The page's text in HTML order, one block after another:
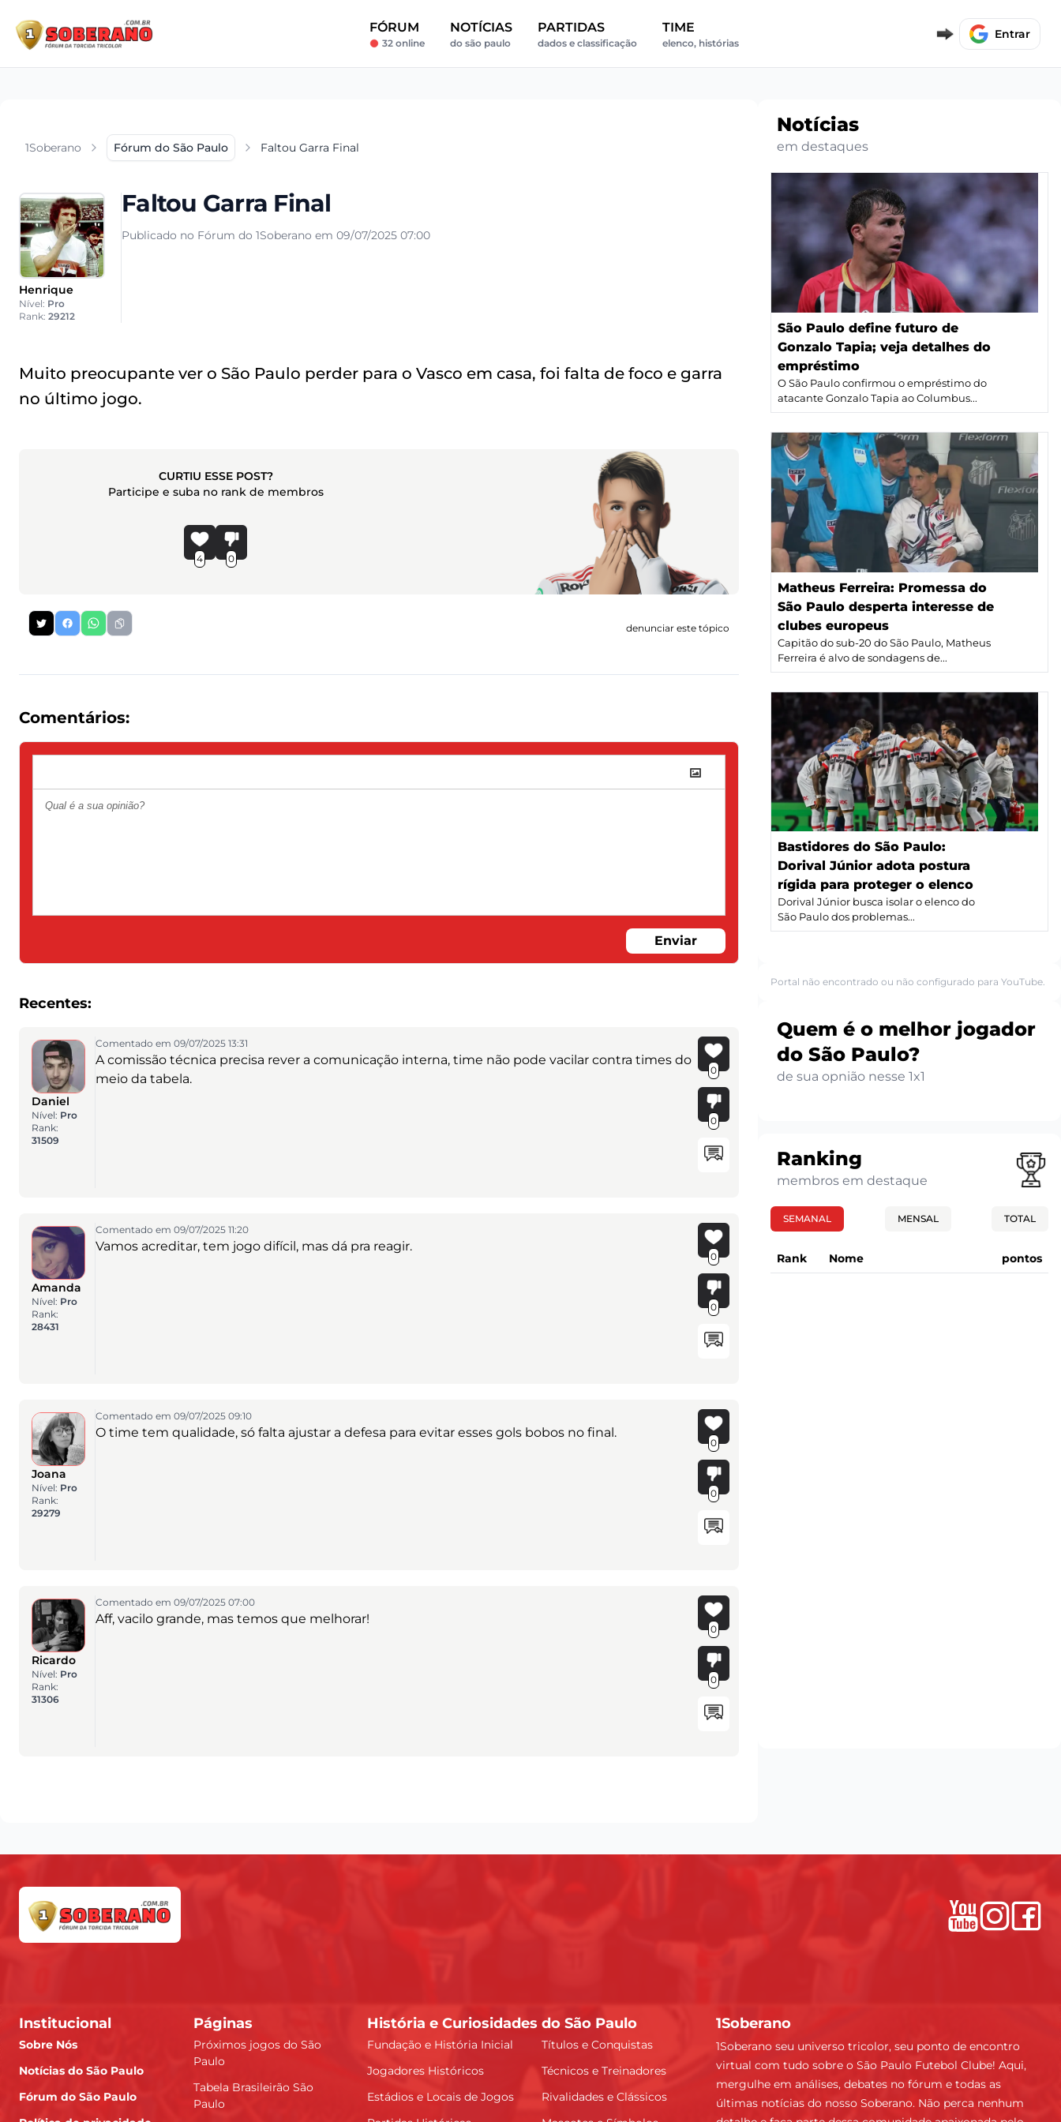
FÓRUM
32 online
NOTÍCIAS
do são paulo
PARTIDAS
dados e classificação
TIME
elenco, histórias
Entrar
1Soberano Fórum do São Paulo Faltou Garra Final
Henrique
Nível: Pro
Rank: 29212
Faltou Garra Final
Publicado no Fórum do 1Soberano em 09/07/2025 07:00
Muito preocupante ver o São Paulo perder para o Vasco em casa, foi falta de foco e garra
no último jogo.
CURTIU ESSE POST?
Participe e suba no rank de membros
4 0
denunciar este tópico
Comentários:
Enviar
Recentes:
Daniel
Nível: Pro
Rank:
31509
Comentado em 09/07/2025 13:31
A comissão técnica precisa rever a comunicação interna, time não pode vacilar contra times do
meio da tabela.
0
0
Amanda
Nível: Pro
Rank:
28431
Comentado em 09/07/2025 11:20
Vamos acreditar, tem jogo difícil, mas dá pra reagir.
0
0
Joana
Nível: Pro
Rank:
29279
Comentado em 09/07/2025 09:10
O time tem qualidade, só falta ajustar a defesa para evitar esses gols bobos no final.
0
0
Ricardo
Nível: Pro
Rank:
31306
Comentado em 09/07/2025 07:00
Aff, vacilo grande, mas temos que melhorar!
0
0
Notícias
em destaques
São Paulo define futuro de
Gonzalo Tapia; veja detalhes do
empréstimo
O São Paulo confirmou o empréstimo do
atacante Gonzalo Tapia ao Columbus...
Matheus Ferreira: Promessa do
São Paulo desperta interesse de
clubes europeus
Capitão do sub-20 do São Paulo, Matheus
Ferreira é alvo de sondagens de...
Bastidores do São Paulo:
Dorival Júnior adota postura
rígida para proteger o elenco
Dorival Júnior busca isolar o elenco do
São Paulo dos problemas...
Portal não encontrado ou não configurado para YouTube.
Quem é o melhor jogador
do São Paulo?
de sua opnião nesse 1x1
Ranking
membros em destaque
SEMANAL MENSAL TOTAL
Rank Nome pontos
Institucional
Sobre Nós
Notícias do São Paulo
Fórum do São Paulo
Páginas
Próximos jogos do São
Paulo
Tabela Brasileirão São
Paulo
História e Curiosidades do São Paulo
Fundação e História Inicial
Títulos e Conquistas
Jogadores Históricos
Técnicos e Treinadores
Estádios e Locais de Jogos
Rivalidades e Clássicos
1Soberano
1Soberano seu universo tricolor, seu ponto de encontro
virtual com tudo sobre o São Paulo Futebol Clube! Aqui,
mergulhe em análises, debates no fórum e todas as
últimas notícias do nosso Soberano. Não perca nenhum